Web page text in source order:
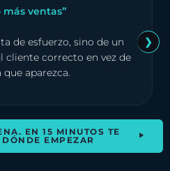
❯
más ventas”
de esfuerzo, sino de un
cliente correcto en vez de
que aparezca.
EN 15 MINUTOS TE
EMPEZAR